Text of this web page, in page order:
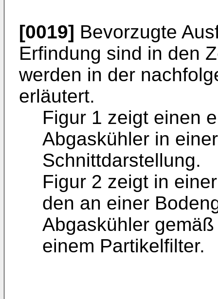
[0019] Bevorzugte
Erfindung sind in den
werden in der
erläutert.
Figur 1 zeigt einen
Abgaskühler in
Schnittdarstellung.
Figur 2 zeigt in
den an einer
Abgaskühler
einem Partikelfilter.